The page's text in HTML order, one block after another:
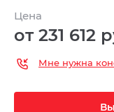
Цена
от 231 612
Мне нужна